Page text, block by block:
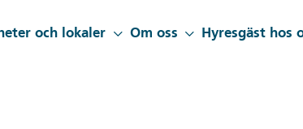
och lokaler Om oss Hyresgäst hos